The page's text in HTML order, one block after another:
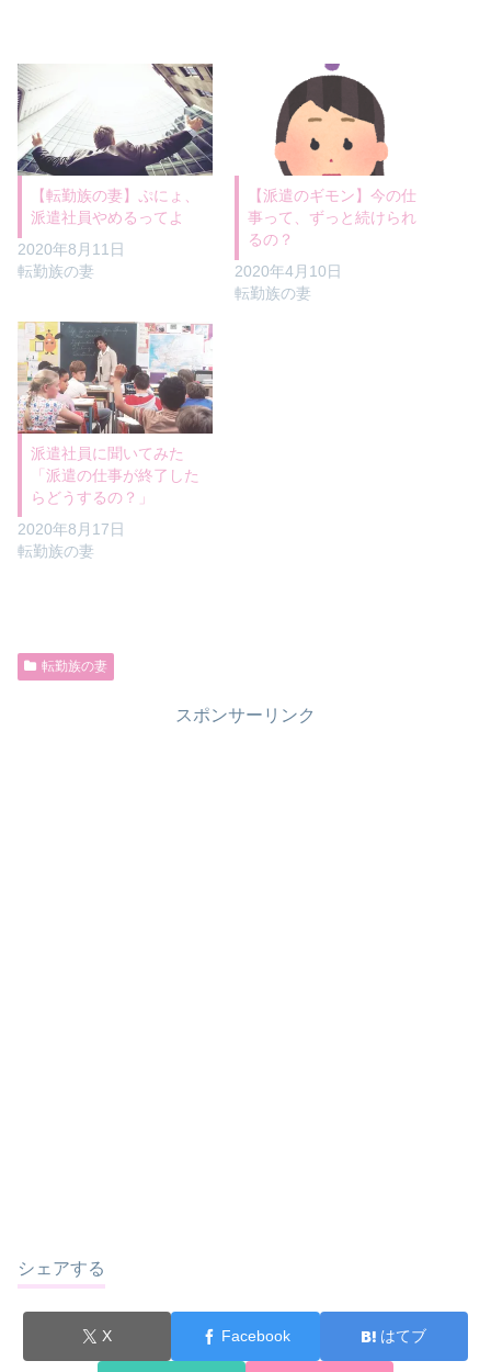
【転勤族の妻】ぷにょ、
派遣社員やめるってよ
2020年8月11日
転勤族の妻
【派遣のギモン】今の仕
事って、ずっと続けられ
るの？
2020年4月10日
転勤族の妻
派遣社員に聞いてみた
「派遣の仕事が終了した
らどうするの？」
2020年8月17日
転勤族の妻
転勤族の妻
スポンサーリンク
シェアする
X Facebook はてブ